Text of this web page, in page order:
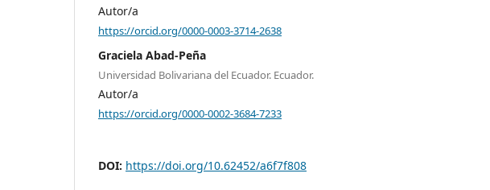
Autor/a
https://orcid.org/0000-0003-3714-2638
Graciela Abad-Peña
Universidad Bolivariana del Ecuador. Ecuador.
Autor/a
https://orcid.org/0000-0002-3684-7233
DOI: https://doi.org/10.62452/a6f7f808